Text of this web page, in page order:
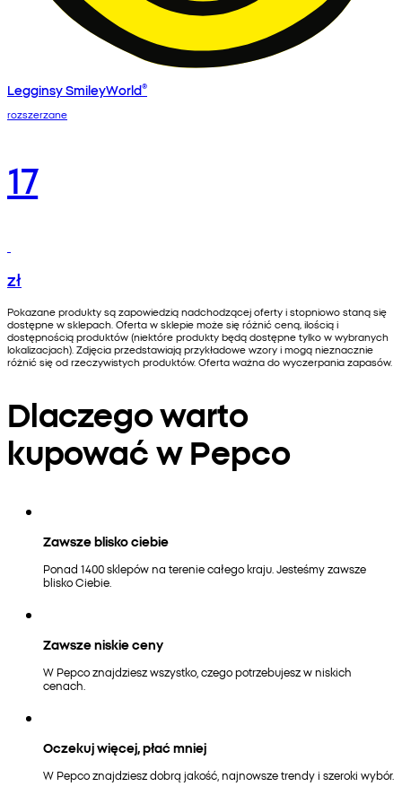
Legginsy SmileyWorld®
rozszerzane
17
zł
Pokazane produkty są zapowiedzią nadchodzącej oferty i stopniowo staną się
dostępne w sklepach. Oferta w sklepie może się różnić ceną, ilością i
dostępnością produktów (niektóre produkty będą dostępne tylko w wybranych
lokalizacjach). Zdjęcia przedstawiają przykładowe wzory i mogą nieznacznie
różnić się od rzeczywistych produktów. Oferta ważna do wyczerpania zapasów.
Dlaczego warto
kupować w Pepco
Zawsze blisko ciebie
Ponad 1400 sklepów na terenie całego kraju. Jesteśmy zawsze
blisko Ciebie.
Zawsze niskie ceny
W Pepco znajdziesz wszystko, czego potrzebujesz w niskich
cenach.
Oczekuj więcej, płać mniej
W Pepco znajdziesz dobrą jakość, najnowsze trendy i szeroki wybór.